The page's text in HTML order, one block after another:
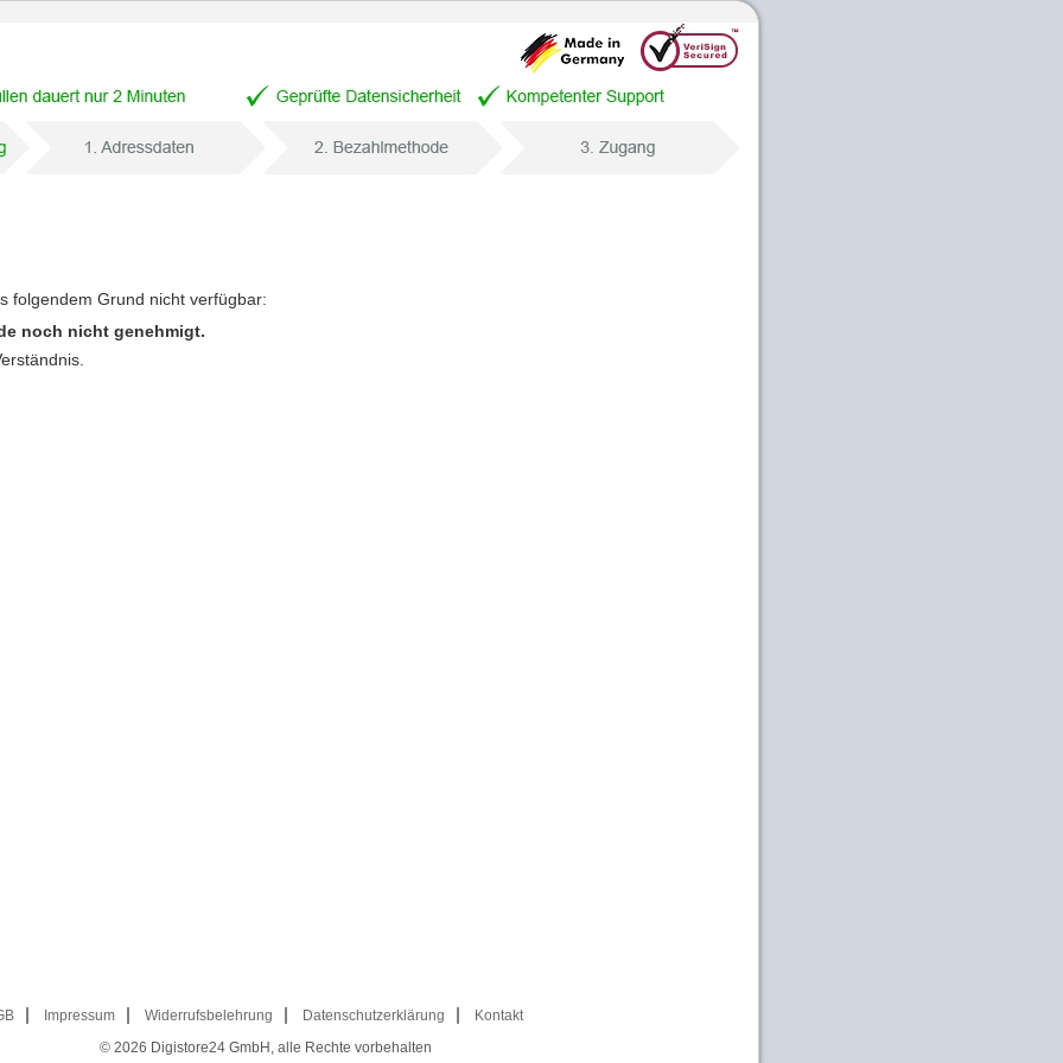
folgendem Grund nicht verfügbar:
noch nicht genehmigt.
Impressum Widerrufsbelehrung Datenschutzerklärung
Kontakt
© 2026 Digistore24 GmbH, alle Rechte vorbehalten